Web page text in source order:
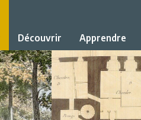
Découvrir Apprendre